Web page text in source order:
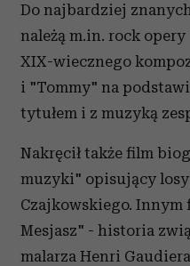
Do najbardziej
należą m.in. rock
XIX-wiecznego
i "Tommy" na
tytułem i z muzyką
Nakręcił także film
muzyki" opisujący
Czajkowskiego.
Mesjasz" - historia
malarza Henri